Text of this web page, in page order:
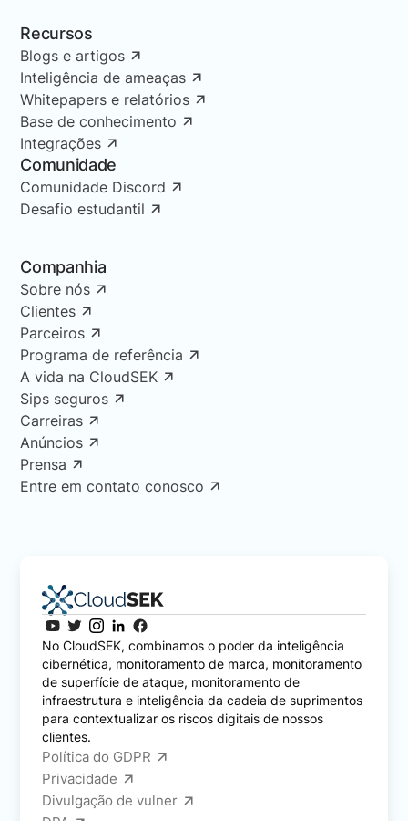
Recursos
Blogs e artigos
Inteligência de ameaças
Whitepapers e relatórios
Base de conhecimento
Integrações
Comunidade
Comunidade Discord
Desafio estudantil
Companhia
Sobre nós
Clientes
Parceiros
Programa de referência
A vida na CloudSEK
Sips seguros
Carreiras
Anúncios
Prensa
Entre em contato conosco
No CloudSEK, combinamos o poder da inteligência
cibernética, monitoramento de marca, monitoramento
de superfície de ataque, monitoramento de
infraestrutura e inteligência da cadeia de suprimentos
para contextualizar os riscos digitais de nossos
clientes.
Política do GDPR
Privacidade
Divulgação de vulner